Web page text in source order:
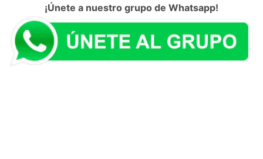
¡Únete a nuestro grupo de Whatsapp!